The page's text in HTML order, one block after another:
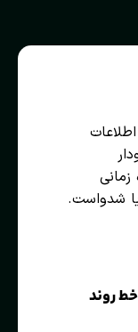
شدواست.